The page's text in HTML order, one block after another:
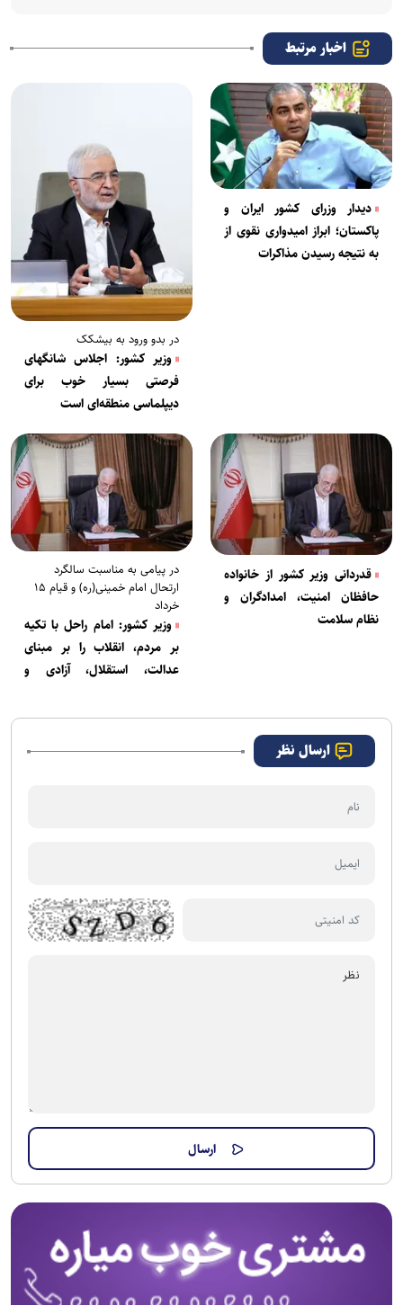
اخبار مرتبط
دیدار وزرای کشور ایران و
پاکستان؛ ابراز امیدواری نقوی از
به نتیجه رسیدن مذاکرات
در بدو ورود به بیشکک
وزیر کشور: اجلاس شانگهای
فرصتی بسیار خوب برای
دیپلماسی منطقه‌ای است
قدردانی وزیر کشور از خانواده
حافظان امنیت، امدادگران و
نظام سلامت
در پیامی به مناسبت سالگرد
ارتحال امام خمینی(ره) و قیام ۱۵
خرداد
وزیر کشور: امام راحل با تکیه
بر مردم، انقلاب را بر مبنای
عدالت، استقلال، آزادی و
ارسال نظر